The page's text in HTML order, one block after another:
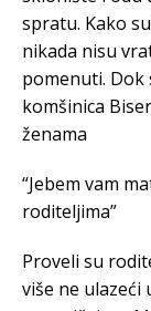
spratu. Kako
nikada nisu
pomenuti. Dok
komšinica
ženama
“Jebem vam
roditeljima”
Proveli su
više ne